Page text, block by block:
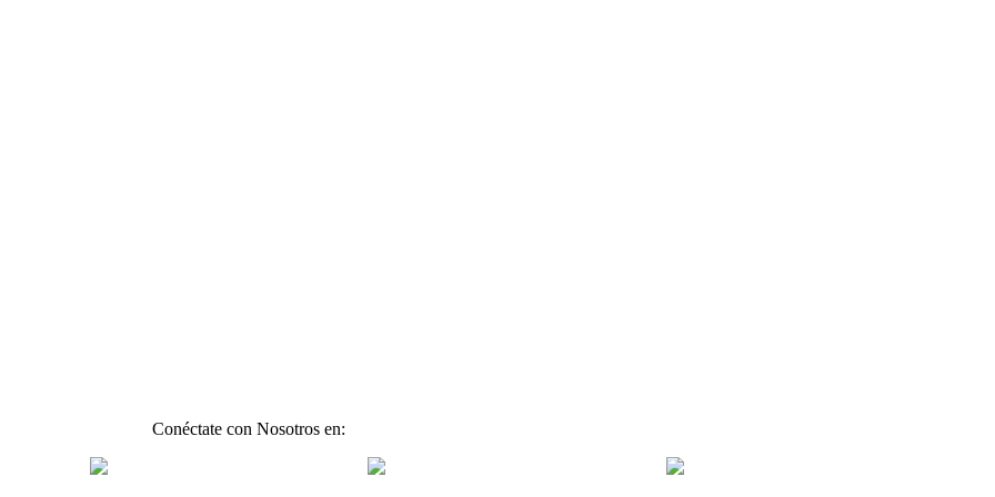
Conéctate con Nosotros en: